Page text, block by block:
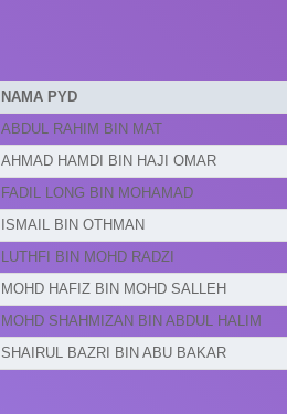
NAMA PYD
ABDUL RAHIM BIN MAT
AHMAD HAMDI BIN HAJI OMAR
FADIL LONG BIN MOHAMAD
ISMAIL BIN OTHMAN
LUTHFI BIN MOHD RADZI
MOHD HAFIZ BIN MOHD SALLEH
MOHD SHAHMIZAN BIN ABDUL HALIM
SHAIRUL BAZRI BIN ABU BAKAR